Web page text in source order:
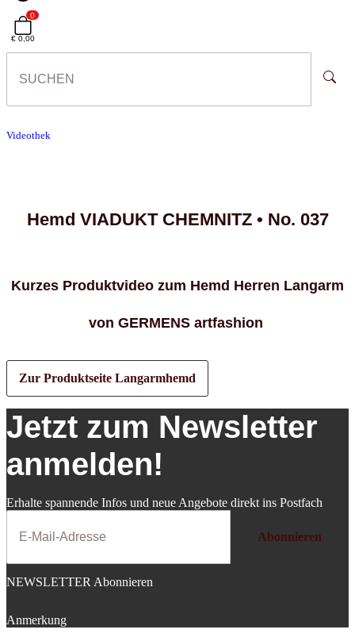
0
€ 0,00
Videothek
Hemd VIADUKT CHEMNITZ • No. 037
Kurzes Produktvideo zum Hemd Herren Langarm
von GERMENS artfashion
Zur Produktseite Langarmhemd
Jetzt zum Newsletter
anmelden!
Erhalte spannende Infos und neue Angebote direkt ins Postfach
Abonnieren
NEWSLETTER Abonnieren
Anmerkung